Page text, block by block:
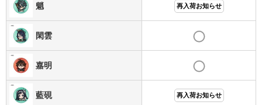
魈 再入荷お知らせ
閑雲
嘉明
藍硯 再入荷お知らせ